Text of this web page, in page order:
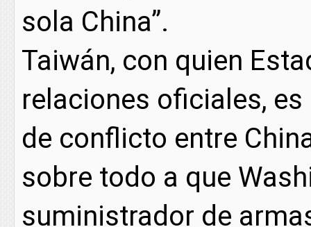
sola China”.
Taiwán, con quien
relaciones oficiales,
de conflicto entre
sobre todo a que
suministrador de